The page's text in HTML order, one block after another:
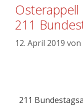
211
12. April 2019 von
211